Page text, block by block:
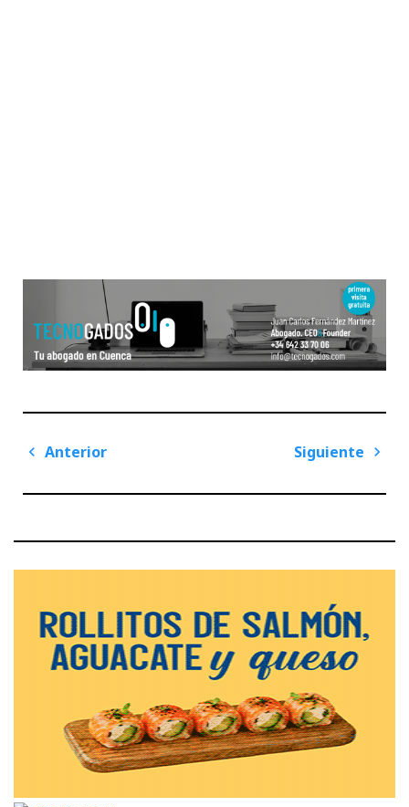
Navegación
entradas
Anterior
Siguiente